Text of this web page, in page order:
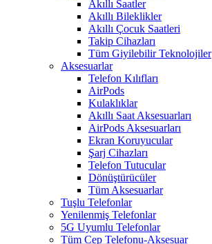
Akıllı Saatler
Akıllı Bileklikler
Akıllı Çocuk Saatleri
Takip Cihazları
Tüm Giyilebilir Teknolojiler
Aksesuarlar
Telefon Kılıfları
AirPods
Kulaklıklar
Akıllı Saat Aksesuarları
AirPods Aksesuarları
Ekran Koruyucular
Şarj Cihazları
Telefon Tutucular
Dönüştürücüler
Tüm Aksesuarlar
Tuşlu Telefonlar
Yenilenmiş Telefonlar
5G Uyumlu Telefonlar
Tüm Cep Telefonu-Aksesuar